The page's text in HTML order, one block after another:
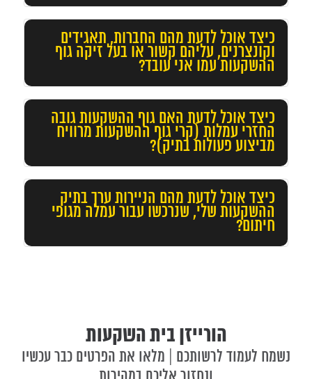
זקוקים לתכנון פיננסי וניהול תיק ההשקעות שלכם?
כיצד אוכל לדעת מהם החברות, תאגידים
וקונצרנים, עליהם קשור או בעל זיקה גוף
ההשקעות עמו אני עובד?
כיצד אוכל לדעת האם גוף ההשקעות גובה
החזרי עמלות (קרי גוף ההשקעות מרוויח
מביצוע פעולות בתיק)?
כיצד אוכל לדעת מהם הניירות ערך בתיק
ההשקעות שלי, שנרכשו עבור עמלה מגופי
חיתום?
הורייזן בית השקעות
נשמח לעמוד לרשותכם | מלאו את הפרטים כבר עכשיו